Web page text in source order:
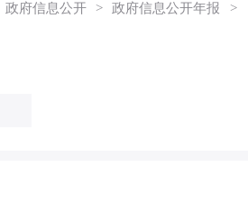
政府信息公开 > 政府信息公开年报 >